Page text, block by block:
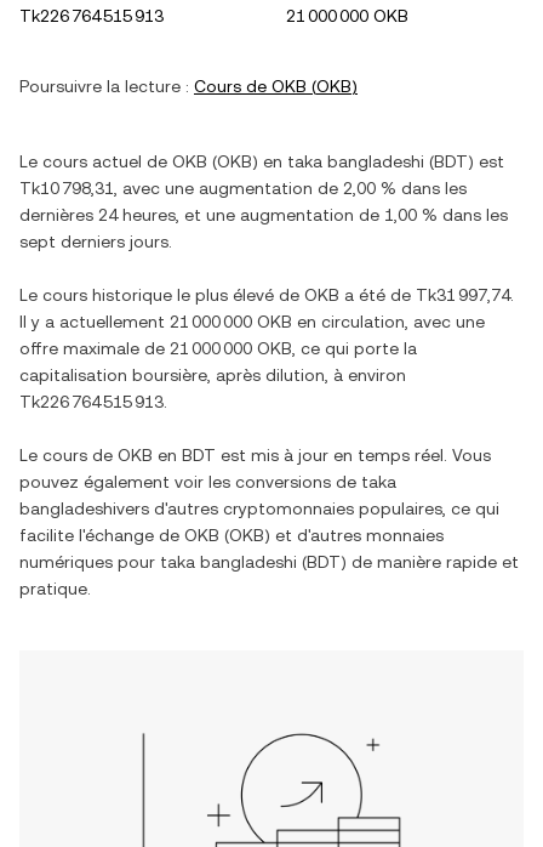
Tk226 764 515 913
21 000 000 OKB
Poursuivre la lecture : Cours de OKB (OKB)
Le cours actuel de OKB (OKB) en taka bangladeshi (BDT) est
Tk10 798,31
, avec une augmentation de 2,00 % dans les
dernières 24 heures, et une augmentation de 1,00 % dans les
sept derniers jours.
Le cours historique le plus élevé de OKB a été de Tk31 997,74.
Il y a actuellement 21 000 000 OKB en circulation, avec une
offre maximale de 21 000 000 OKB , ce qui porte la
capitalisation boursière, après dilution, à environ
Tk226 764 515 913
Le cours de OKB en BDT est mis à jour en temps réel. Vous
pouvez également voir les conversions de taka
bangladeshivers d'autres cryptomonnaies populaires, ce qui
facilite l'échange de OKB (OKB) et d'autres monnaies
numériques pour taka bangladeshi (BDT) de manière rapide et
pratique.